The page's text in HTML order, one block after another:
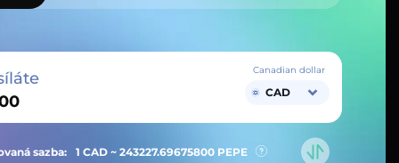
Canadian dollar
CAD
sazba: 1 CAD ~ 243227.69675800 PEPE